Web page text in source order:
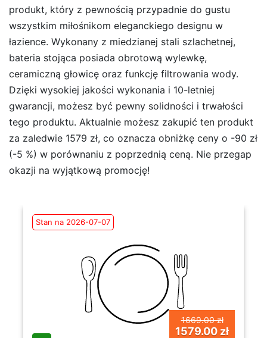
produkt, który z pewnością przypadnie do gustu
wszystkim miłośnikom eleganckiego designu w
łazience. Wykonany z miedzianej stali szlachetnej,
bateria stojąca posiada obrotową wylewkę,
ceramiczną głowicę oraz funkcję filtrowania wody.
Dzięki wysokiej jakości wykonania i 10-letniej
gwarancji, możesz być pewny solidności i trwałości
tego produktu. Aktualnie możesz zakupić ten produkt
za zaledwie 1579 zł, co oznacza obniżkę ceny o -90 zł
(-5 %) w porównaniu z poprzednią ceną. Nie przegap
okazji na wyjątkową promocję!
Stan na 2026-07-07
1669.00 zł
1579.00 zł